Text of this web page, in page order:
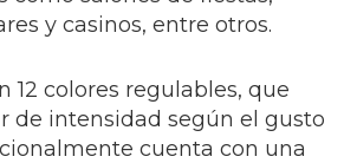
y casinos, entre otros.
12 colores regulables, que
de intensidad según el gusto
cuenta con una